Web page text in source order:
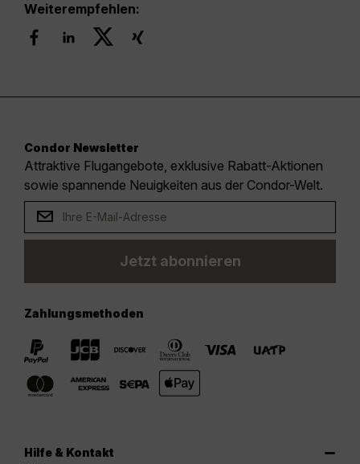
Weiterempfehlen:
Condor Newsletter
Attraktive Flugangebote, exklusive Rabatt-Aktionen
sowie spannende Neuigkeiten aus der Condor-Welt.
Jetzt abonnieren
Zahlungsmethoden
Hilfe & Kontakt